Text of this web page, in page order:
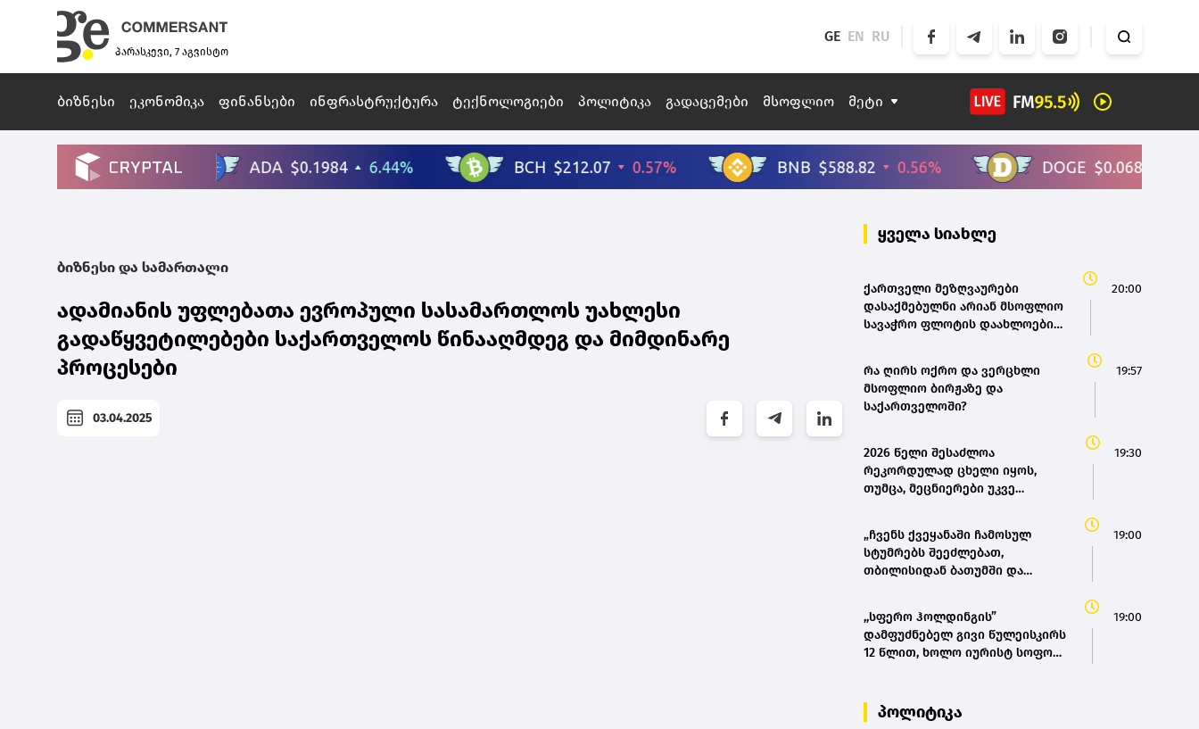
პარასკევი, 7 აგვისტო
GE EN RU
ბიზნესი ეკონომიკა ფინანსები ინფრასტრუქტურა ტექნოლოგიები პოლიტიკა გადაცემები მსოფლიო მეტი
ბიზნესი და სამართალი
ადამიანის უფლებათა ევროპული სასამართლოს უახლესი
გადაწყვეტილებები საქართველოს წინააღმდეგ და მიმდინარე
პროცესები
03.04.2025
ყველა სიახლე
ქართველი მეზღვაურები
დასაქმებულნი არიან მსოფლიო
სავაჭრო ფლოტის დაახლოებით
20:00
რა ღირს ოქრო და ვერცხლი
მსოფლიო ბირჟაზე და
საქართველოში?
19:57
2026 წელი შესაძლოა
რეკორდულად ცხელი იყოს,
თუმცა, მეცნიერები უკვე
19:30
„ჩვენს ქვეყანაში ჩამოსულ
სტუმრებს შეეძლებათ,
თბილისიდან ბათუმში და
შეუწყობს შიდა ტურიზმს,
საერთაშორისო ტურიზმს, ასევე
შიდა მობილობის გაუმჯობესებას
19:00
,,სფერო ჰოლდინგის”
დამფუძნებელ გივი წულეისკირს
12 წლით, ხოლო იურისტ სოფო
19:00
პოლიტიკა